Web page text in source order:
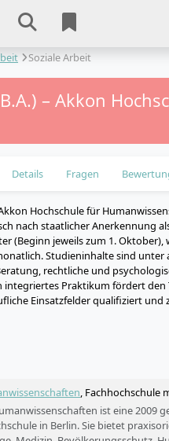
Soziale Arbeit
– Akkon
Details Fragen
Hochschule für
nach staatlicher Anerkennung
(Beginn jeweils zum 1. Oktober),
Studieninhalte sind unter
rechtliche und
Praktikum fördert den
Einsatzfelder qualifiziert und
, Fachhochschule
ist eine 2009
in Berlin. Sie bietet